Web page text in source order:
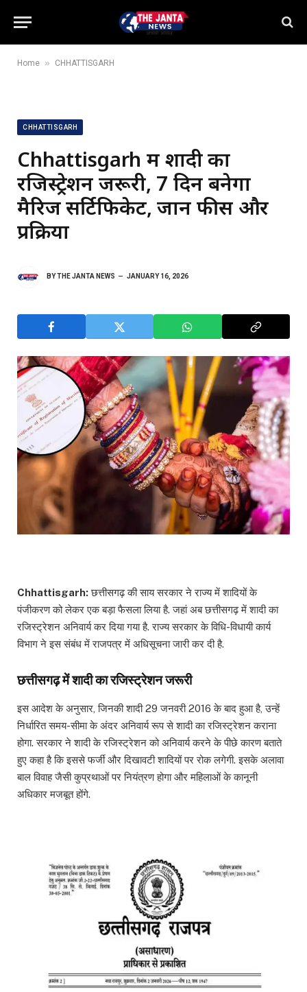
Home » CHHATTISGARH
CHHATTISGARH
Chhattisgarh में शादी का
रजिस्ट्रेशन जरूरी, 7 दिन बनेगा
मैरिज सर्टिफिकेट, जानें फीस और
प्रक्रिया
BYTHE JANTA NEWS JANUARY 16, 2026
Chhattisgarh:छत्तीसगढ़ की साय सरकार ने राज्य में शादियों के
पंजीकरण को लेकर एक बड़ा फैसला लिया है. जहां अब छत्तीसगढ़ में शादी का
रजिस्ट्रेशन अनिवार्य कर दिया गया है. राज्य सरकार के विधि-विधायी कार्य
विभाग ने इस संबंध में राजपत्र में अधिसूचना जारी कर दी है.
छत्तीसगढ़ में शादी का रजिस्ट्रेशन जरूरी
इस आदेश के अनुसार, जिनकी शादी 29 जनवरी 2016 के बाद हुआ है, उन्हें
निर्धारित समय-सीमा के अंदर अनिवार्य रूप से शादी का रजिस्ट्रेशन कराना
होगा. सरकार ने शादी के रजिस्ट्रेशन को अनिवार्य करने के पीछे कारण बताते
हुए कहा है कि इससे फर्जी और दिखावटी शादियों पर रोक लगेगी. इसके अलावा
बाल विवाह जैसी कुप्रथाओं पर नियंत्रण होगा और महिलाओं के कानूनी
अधिकार मजबूत होंगे.